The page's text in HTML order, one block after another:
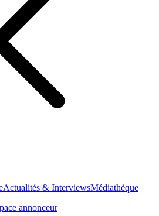
Actualités & InterviewsMédiathèque
annonceur